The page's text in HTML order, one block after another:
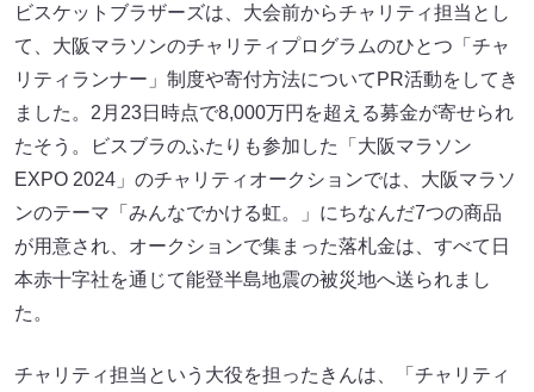
ビスケットブラザーズは、大会前からチャリティ担当とし
て、大阪マラソンのチャリティプログラムのひとつ「チャ
リティランナー」制度や寄付方法についてPR活動をしてき
ました。2月23日時点で8,000万円を超える募金が寄せられ
たそう。ビスブラのふたりも参加した「大阪マラソン
EXPO 2024」のチャリティオークションでは、大阪マラソ
ンのテーマ「みんなでかける虹。」にちなんだ7つの商品
が用意され、オークションで集まった落札金は、すべて日
本赤十字社を通じて能登半島地震の被災地へ送られまし
た。
チャリティ担当という大役を担ったきんは、「チャリティ